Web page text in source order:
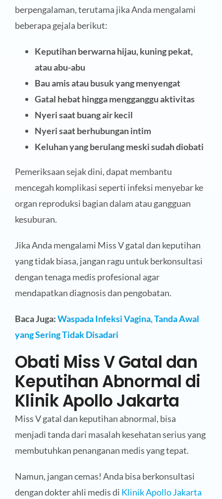
berpengalaman, terutama jika Anda mengalami
beberapa gejala berikut:
Keputihan berwarna hijau, kuning pekat,
atau abu-abu
Bau amis atau busuk yang menyengat
Gatal hebat hingga mengganggu aktivitas
Nyeri saat buang air kecil
Nyeri saat berhubungan intim
Keluhan yang berulang meski sudah diobati
Pemeriksaan sejak dini, dapat membantu
mencegah komplikasi seperti infeksi menyebar ke
organ reproduksi bagian dalam atau gangguan
kesuburan.
Jika Anda mengalami Miss V gatal dan keputihan
yang tidak biasa, jangan ragu untuk berkonsultasi
dengan tenaga medis profesional agar
mendapatkan diagnosis dan pengobatan.
Baca Juga:Waspada Infeksi Vagina, Tanda Awal
yang Sering Tidak Disadari
Obati Miss V Gatal dan
Keputihan Abnormal di
Klinik Apollo Jakarta
Miss V gatal dan keputihan abnormal, bisa
menjadi tanda dari masalah kesehatan serius yang
membutuhkan penanganan medis yang tepat.
Namun, jangan cemas! Anda bisa berkonsultasi
dengan dokter ahli medis di Klinik Apollo Jakarta